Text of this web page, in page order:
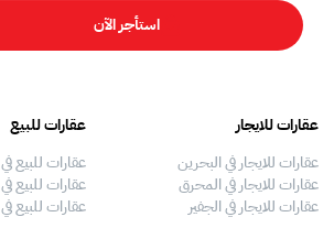
استأجر الآن
عقارات للايجار
عقارات للايجار في البحرين
عقارات للايجار في المحرق
عقارات للايجار في الجفير
عقارات للبيع
عقارات للبيع
عقارات للبيع
عقارات للبيع